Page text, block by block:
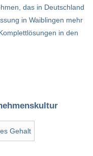
das in Deutschland
in Waiblingen mehr
in den
Gehalt